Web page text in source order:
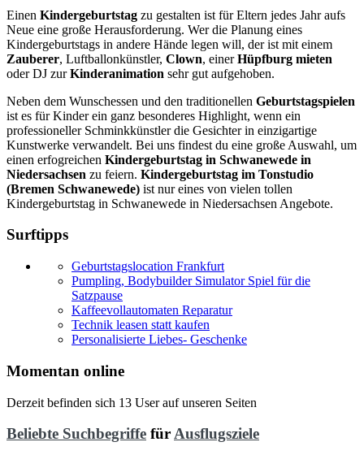
Einen Kindergeburtstag zu gestalten ist für Eltern jedes Jahr aufs
Neue eine große Herausforderung. Wer die Planung eines
Kindergeburtstags in andere Hände legen will, der ist mit einem
Zauberer, Luftballonkünstler, Clown, einerHüpfburg mieten
oder DJ zurKinderanimation sehr gut aufgehoben.
Neben dem Wunschessen und den traditionellen Geburtstagspielen
ist es für Kinder ein ganz besonderes Highlight, wenn ein
professioneller Schminkkünstler die Gesichter in einzigartige
Kunstwerke verwandelt. Bei uns findest du eine große Auswahl, um
einen erfogreichen Kindergeburtstag in Schwanewede in
Niedersachsen zu feiern. Kindergeburtstag im Tonstudio
(Bremen Schwanewede) ist nur eines von vielen tollen
Kindergeburtstag in Schwanewede in Niedersachsen Angebote.
Surftipps
Geburtstagslocation Frankfurt
Pumpling, Bodybuilder Simulator Spiel für die
Satzpause
Kaffeevollautomaten Reparatur
Technik leasen statt kaufen
Personalisierte Liebes- Geschenke
Momentan online
Derzeit befinden sich 13 User auf unseren Seiten
Beliebte Suchbegriffe fürAusflugsziele